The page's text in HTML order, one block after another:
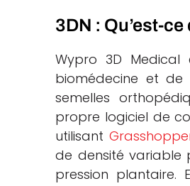
3DN : Qu’est-
Wypro 3D
biomédecine et de
semelles
propre logiciel de
utilisant
de densité variable
pression plantaire.